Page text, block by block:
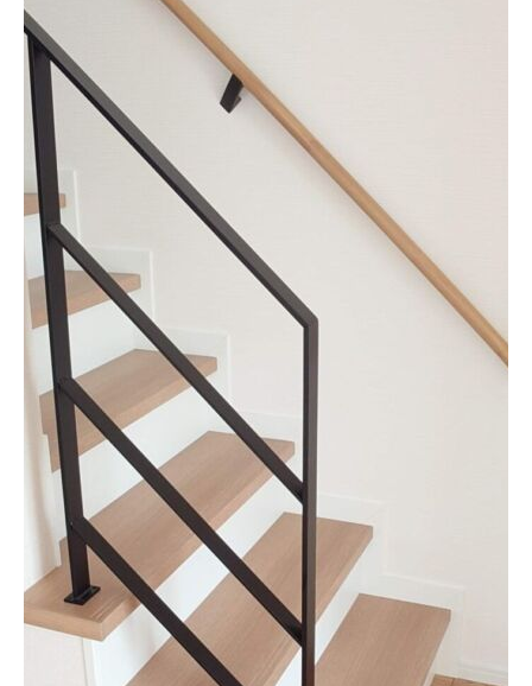
ホーム
会社案内
事業案内
製品情報
採用情報
お知らせ